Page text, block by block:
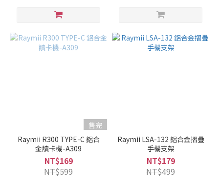
售完
Raymii R300 TYPE-C 鋁合
金讀卡機-A309
NT$169
NT$599
Raymii LSA-132 鋁合金摺疊
手機支架
NT$179
NT$499